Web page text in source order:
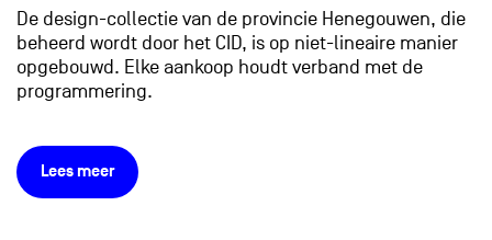
De design-collectie van de provincie Henegouwen, die
beheerd wordt door het CID, is op niet-lineaire manier
opgebouwd. Elke aankoop houdt verband met de
programmering.
Lees meer